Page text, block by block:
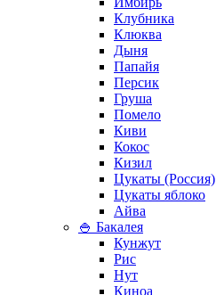
Клубника
Клюква
Дыня
Папайя
Персик
Груша
Помело
Киви
Кокос
Кизил
Цукаты (Россия)
Цукаты яблоко
Айва
🍚 Бакалея
Кунжут
Рис
Нут
Киноа